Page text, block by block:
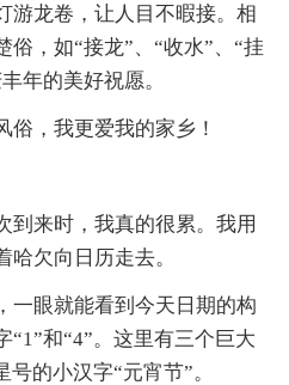
游龙卷，让人目不暇接。相
，如“接龙”、“收水”、“挂
年的美好祝愿。
，我更爱我的家乡！
来时，我真的很累。我用
欠向日历走去。
眼就能看到今天日期的构
“1”和“4”。这里有三个巨大
的小汉字“元宵节”。